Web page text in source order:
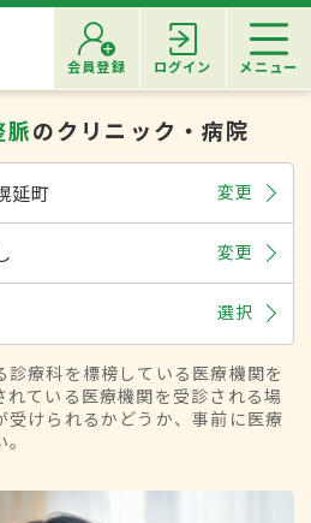
会員登録 ログイン メニュー
のクリニック・病院
延町 変更
変更
選択
療科を標榜している医療機関を
ている医療機関を受診される場
けられるかどうか、事前に医療